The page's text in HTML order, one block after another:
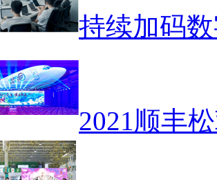
持续加码
2021顺丰